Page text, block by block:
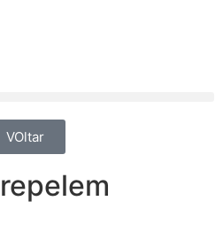
VOltar